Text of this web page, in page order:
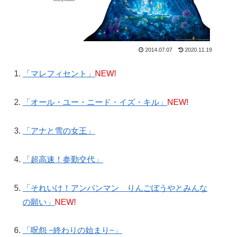
2014.07.07 2020.11.19
「マレフィセント」 NEW!
「オール・ユー・ニード・イズ・キル」 NEW!
「アナと雪の女王」
「超高速！参勤交代」
「それいけ！アンパンマン りんごぼうやとみんな
の願い」
NEW!
「呪怨 −終わりの始まり−」